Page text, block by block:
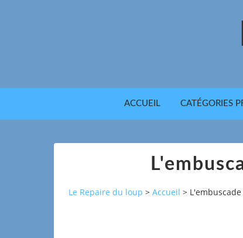
ACCUEIL CATÉGORIES
Le Repaire du loup > Accueil > L'embuscade